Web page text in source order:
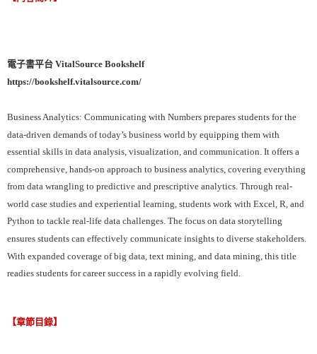
電子書平台 VitalSource Bookshelf
https://bookshelf.vitalsource.com/
Business Analytics: Communicating with Numbers prepares students for the
data-driven demands of today’s business world by equipping them with
essential skills in data analysis, visualization, and communication. It offers a
comprehensive, hands-on approach to business analytics, covering everything
from data wrangling to predictive and prescriptive analytics. Through real-
world case studies and experiential learning, students work with Excel, R, and
Python to tackle real-life data challenges. The focus on data storytelling
ensures students can effectively communicate insights to diverse stakeholders.
With expanded coverage of big data, text mining, and data mining, this title
readies students for career success in a rapidly evolving field.
【章節目錄】